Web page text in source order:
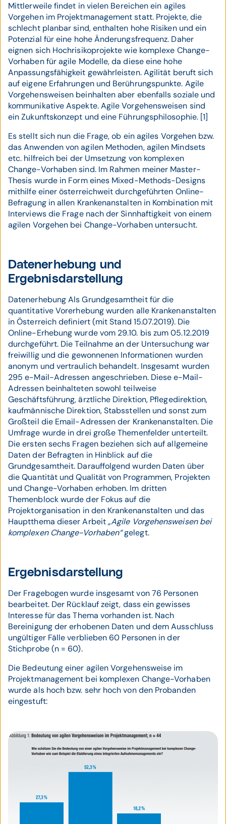
Mittlerweile findet in vielen Bereichen ein agiles
Vorgehen im Projektmanagement statt. Projekte, die
schlecht planbar sind, enthalten hohe Risiken und ein
Potenzial für eine hohe Änderungsfrequenz. Daher
eignen sich Hochrisikoprojekte wie komplexe Change-
Vorhaben für agile Modelle, da diese eine hohe
Anpassungsfähigkeit gewährleisten. Agilität beruft sich
auf eigene Erfahrungen und Berührungspunkte. Agile
Vorgehensweisen beinhalten aber ebenfalls soziale und
kommunikative Aspekte. Agile Vorgehensweisen sind
ein Zukunftskonzept und eine Führungsphilosophie. [1]
Es stellt sich nun die Frage, ob ein agiles Vorgehen bzw.
das Anwenden von agilen Methoden, agilen Mindsets
etc. hilfreich bei der Umsetzung von komplexen
Change-Vorhaben sind. Im Rahmen meiner Master-
Thesis wurde in Form eines Mixed-Methods-Designs
mithilfe einer österreichweit durchgeführten Online-
Befragung in allen Krankenanstalten in Kombination mit
Interviews die Frage nach der Sinnhaftigkeit von einem
agilen Vorgehen bei Change-Vorhaben untersucht.
Datenerhebung und
Ergebnisdarstellung
Datenerhebung Als Grundgesamtheit für die
quantitative Vorerhebung wurden alle Krankenanstalten
in Österreich definiert (mit Stand 15.07.2019). Die
Online-Erhebung wurde vom 29.10. bis zum 05.12.2019
durchgeführt. Die Teilnahme an der Untersuchung war
freiwillig und die gewonnenen Informationen wurden
anonym und vertraulich behandelt. Insgesamt wurden
295 e-Mail-Adressen angeschrieben. Diese e-Mail-
Adressen beinhalteten sowohl teilweise
Geschäftsführung, ärztliche Direktion, Pflegedirektion,
kaufmännische Direktion, Stabsstellen und sonst zum
Großteil die Email-Adressen der Krankenanstalten. Die
Umfrage wurde in drei große Themenfelder unterteilt.
Die ersten sechs Fragen beziehen sich auf allgemeine
Daten der Befragten in Hinblick auf die
Grundgesamtheit. Darauffolgend wurden Daten über
die Quantität und Qualität von Programmen, Projekten
und Change-Vorhaben erhoben. Im dritten
Themenblock wurde der Fokus auf die
Projektorganisation in den Krankenanstalten und das
Hauptthema dieser Arbeit„Agile Vorgehensweisen bei
komplexen Change-Vorhaben“gelegt.
Ergebnisdarstellung
Der Fragebogen wurde insgesamt von 76 Personen
bearbeitet. Der Rücklauf zeigt, dass ein gewisses
Interesse für das Thema vorhanden ist. Nach
Bereinigung der erhobenen Daten und dem Ausschluss
ungültiger Fälle verblieben 60 Personen in der
Stichprobe (n = 60).
Die Bedeutung einer agilen Vorgehensweise im
Projektmanagement bei komplexen Change-Vorhaben
wurde als hoch bzw. sehr hoch von den Probanden
eingestuft: